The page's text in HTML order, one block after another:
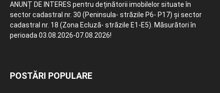
ANUNȚ DE INTERES pentru deținătorii imobilelor situate în
sector cadastral nr. 30 (Peninsula- străzile P6- P17) și sector
cadastral nr. 18 (Zona Ecluză- străzile E1-E5). Măsurători în
perioada 03.08.2026-07.08.2026!
POSTĂRI POPULARE